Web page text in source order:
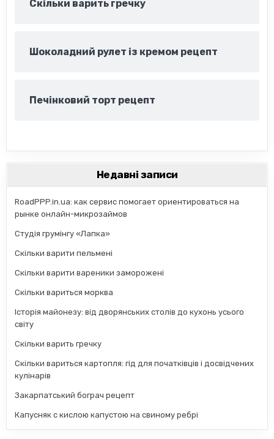
Скільки варить гречку
Шоколадний рулет із кремом рецепт
Печінковий торт рецепт
Недавні записи
RoadPPP.in.ua: как сервис помогает ориентироваться на
рынке онлайн-микрозаймов
Студія грумінгу «Лапка»
Скільки варити пельмені
Скільки варити вареники заморожені
Скільки вариться морква
Історія майонезу: від дворянських столів до кухонь усього
світу
Скільки варить гречку
Скільки вариться картопля: гід для початківців і досвідчених
кулінарів
Закарпатський бограч рецепт
Капусняк с кислою капустою на свиному ребрі